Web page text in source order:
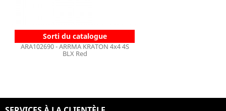
Sorti du catalogue
ARA102690 - ARRMA KRATON 4x4 4S
BLX Red